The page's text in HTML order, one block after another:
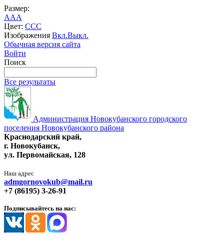
Размер:
AAA
Цвет: CCC
Изображения Вкл.Выкл.
Обычная версия сайта
Войти
Поиск
Все результаты
Администрация Новокубанского городского
поселения Новокубанского района
Краснодарский край,
г. Новокубанск,
ул. Первомайская, 128
Наш адрес
admgornovokub@mail.ru
+7 (86195) 3-26-91
Подписывайтесь на нас: